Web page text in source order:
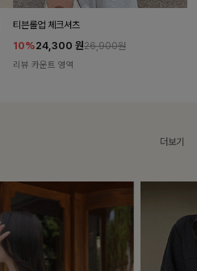
티븐롤업 체크셔츠
10%24,300 원26,900원
리뷰 카운트 영역
더보기